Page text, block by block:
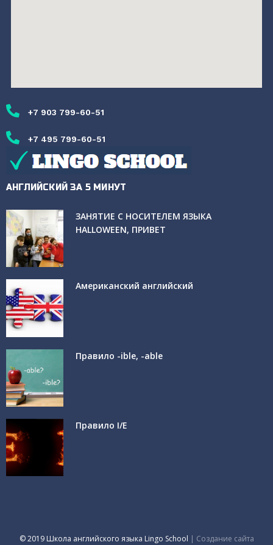
+7 903 799-60-51
+7 495 799-60-51
АНГЛИЙСКИЙ ЗА 5 МИНУТ
ЗАНЯТИЕ С НОСИТЕЛЕМ ЯЗЫКА
HALLOWEEN, ПРИВЕТ
Американский английский
Правило -ible, -able
Правило I/E
© 2019 Школа английского языка Lingo School | Создание сайта